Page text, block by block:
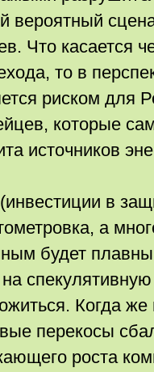
вероятный
Что касается
то в
риском для
которые
источников
в
а
будет
Когда
перекосы
роста